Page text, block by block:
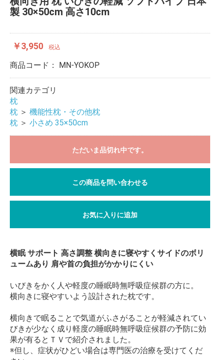
製 30×50cm 高さ10cm
￥3,950 税込
商品コード： MN-YOKOP
関連カテゴリ
枕
枕 ＞ 機能性枕・その他枕
枕 ＞ 小さめ 35×50cm
ただいま品切れ中です。
この商品を問い合わせる
お気に入りに追加
横眠 サポート 高さ調整 横向きに寝やすくサイドのボリ
ュームあり 肩や首の負担がかかりにくい
いびきをかく人や軽度の睡眠時無呼吸症候群の方に。
横向きに寝やすいよう設計された枕です。
横向きで眠ることで気道がふさがることが軽減されてい
びきが少なく成り軽度の睡眠時無呼吸症候群の予防に効
果が有るとＴＶで紹介されました。
※但し、症状がひどい場合は専門医の治療を受けてくだ